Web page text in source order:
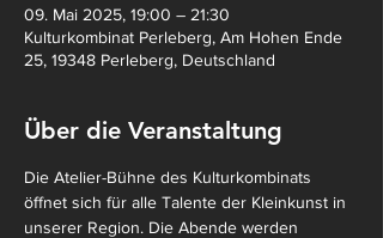
09. Mai 2025, 19:00 – 21:30
Kulturkombinat Perleberg, Am Hohen Ende
25, 19348 Perleberg, Deutschland
Über die Veranstaltung
Die Atelier-Bühne des Kulturkombinats
öffnet sich für alle Talente der Kleinkunst in
unserer Region. Die Abende werden